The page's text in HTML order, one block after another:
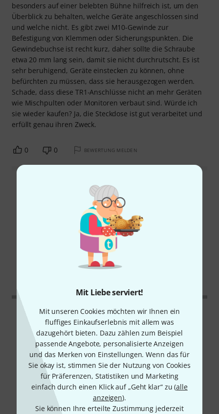
Mit Liebe serviert!
Mit unseren Cookies möchten wir Ihnen ein
fluffiges Einkaufserlebnis mit allem was
dazugehört bieten. Dazu zählen zum Beispiel
passende Angebote, personalisierte Anzeigen
und das Merken von Einstellungen. Wenn das für
Sie okay ist, stimmen Sie der Nutzung von Cookies
für Präferenzen, Statistiken und Marketing
einfach durch einen Klick auf „Geht klar“ zu (alle
anzeigen).
Sie können Ihre erteilte Zustimmung jederzeit
besonders auf einer belebten Bühne hilfreich ist, um den
Überblick zu behalten, welche Geräte angeschlossen sind
und welche nicht. Es gibt zwei M10-Gewinde zur
Befestigung von Klemmen oder Sicherungspunkten. Die
Gewindebuchse ist recht kurz, daher sollte die Schraube
etwa 20 mm lang sein, damit sie nicht durchrutscht. Es ist
sehr beruhigend, Geräte einstecken zu können, ohne
befürchten zu müssen, dass sie herausgezogen werden.
Schade, dass diese TR1-Anschlüsse nicht an mehr Geräten
wie Mischpulten oder Monitoren verbaut sind. Würde ich
sie wieder kaufen? Ja, die Steckdose ist gut verarbeitet und
erfüllt genau ihren Zweck.
0 0 BEWERTUNG MELDEN
Alle Bewertungen lesen
Schon gewusst?
Alle Downloads